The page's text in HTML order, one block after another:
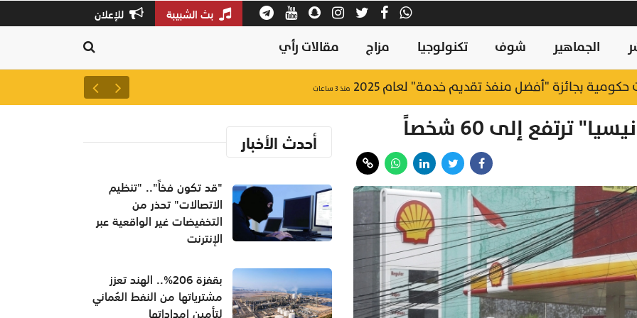
بث الشبيبة للإعلان
الجماهير شوف تكنولوجيا مزاج مقالات رأي
منذ ٣ ساعات لتعزيز سلاسل الإمداد..
ترتفع إلى 60 شخصاً أحدث الأخبار
"قد تكون فخاً".. "تنظيم
الاتصالات" تحذر من
التخفيضات غير الواقعية عبر
الإنترنت
بقفزة 206%.. الهند تعزز
مشترياتها من النفط العُماني